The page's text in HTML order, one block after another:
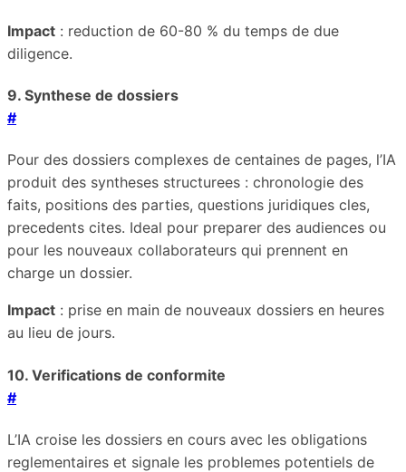
Impact : reduction de 60-80 % du temps de due
diligence.
9. Synthese de dossiers
#
Pour des dossiers complexes de centaines de pages, l’IA
produit des syntheses structurees : chronologie des
faits, positions des parties, questions juridiques cles,
precedents cites. Ideal pour preparer des audiences ou
pour les nouveaux collaborateurs qui prennent en
charge un dossier.
Impact : prise en main de nouveaux dossiers en heures
au lieu de jours.
10. Verifications de conformite
#
L’IA croise les dossiers en cours avec les obligations
reglementaires et signale les problemes potentiels de